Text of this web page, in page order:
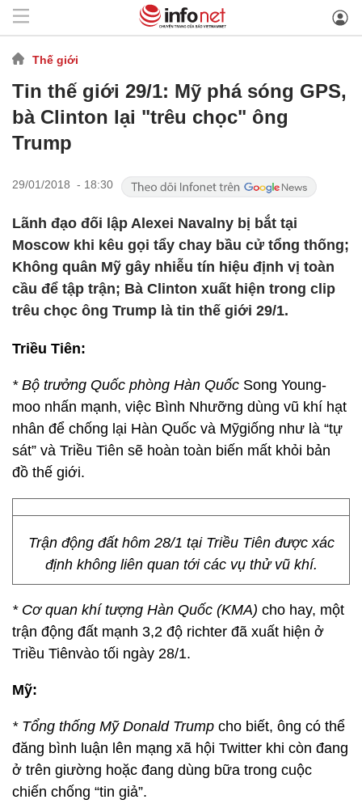
Thế giới
Tin thế giới 29/1: Mỹ phá sóng GPS,
bà Clinton lại "trêu chọc" ông
Trump
29/01/2018 - 18:30
Lãnh đạo đối lập Alexei Navalny bị bắt tại
Moscow khi kêu gọi tẩy chay bầu cử tổng thống;
Không quân Mỹ gây nhiễu tín hiệu định vị toàn
cầu để tập trận; Bà Clinton xuất hiện trong clip
trêu chọc ông Trump là tin thế giới 29/1.
Triều Tiên:
* Bộ trưởng Quốc phòng Hàn Quốc Song Young-
moo nhấn mạnh, việc Bình Nhưỡng dùng vũ khí hạt
nhân để chống lại Hàn Quốc và Mỹgiống như là “tự
sát” và Triều Tiên sẽ hoàn toàn biến mất khỏi bản
đồ thế giới.
Trận động đất hôm 28/1 tại Triều Tiên được xác
định không liên quan tới các vụ thử vũ khí.
* Cơ quan khí tượng Hàn Quốc (KMA) cho hay, một
trận động đất mạnh 3,2 độ richter đã xuất hiện ở
Triều Tiênvào tối ngày 28/1.
Mỹ:
* Tổng thống Mỹ Donald Trump cho biết, ông có thể
đăng bình luận lên mạng xã hội Twitter khi còn đang
ở trên giường hoặc đang dùng bữa trong cuộc
chiến chống “tin giả”.